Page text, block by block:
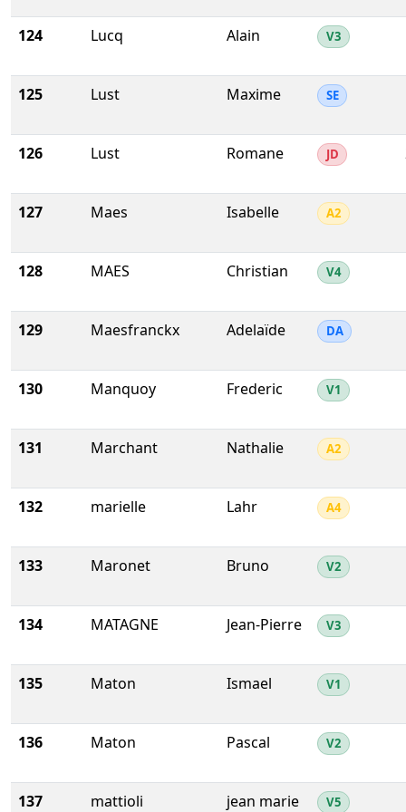
124 Lucq Alain V3
125 Lust Maxime SE
126 Lust Romane JD
127 Maes Isabelle A2
128 MAES Christian V4
129 Maesfranckx Adelaïde DA
130 Manquoy Frederic V1
131 Marchant Nathalie A2
132 marielle Lahr A4
133 Maronet Bruno V2
134 MATAGNE Jean-Pierre V3
135 Maton Ismael V1
136 Maton Pascal V2
137 mattioli jean marie V5